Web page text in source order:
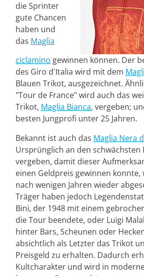
die Sprinter
gute Chancen
haben und
das Maglia
ciclamino gewinnen können. Der
des Giro d'Italia wird mit dem
Blauen Trikot, ausgezeichnet.
"Tour de France" wird auch das
Trikot, Maglia Bianca, vergeben;
besten Jungprofi unter 25 Jahren.
Bekannt ist auch das Maglia Nera
Ursprünglich an den schwächsten
vergeben, damit dieser
einen Geldpreis gewinnen konnte,
nach wenigen Jahren wieder
Träger haben jedoch
Bini, der 1948 mit einem
die Tour beendete, oder Luigi
hinter Bars, Scheunen oder
absichtlich als Letzter das Trikot
Preisgeld zu erhalten. Dadurch
Kultcharakter und wird in